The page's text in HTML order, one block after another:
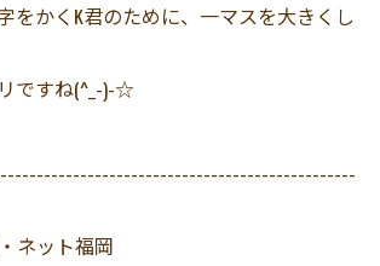
をかくK君のために、一マスを大きくし
ですね(^_-)-☆
ネット福岡